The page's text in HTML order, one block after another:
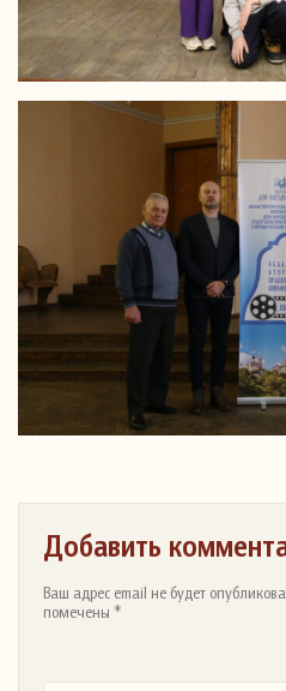
Добавить
Ваш адрес email не будет
помечены *